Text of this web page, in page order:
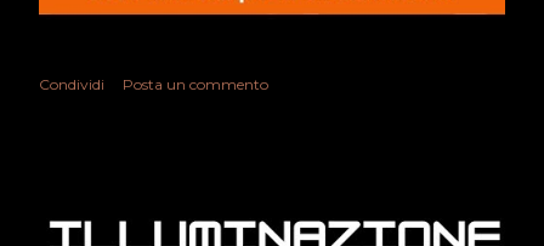
Condividi Posta un commento